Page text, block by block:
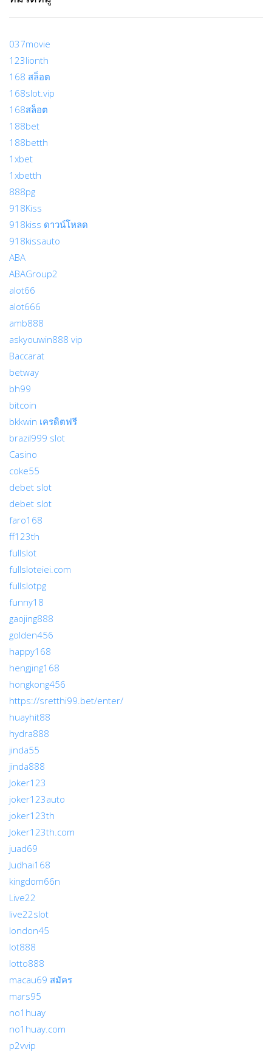
037movie
123lionth
168 สล็อต
168slot.vip
168สล็อต
188bet
188betth
1xbet
1xbetth
888pg
918Kiss
918kiss ดาวน์โหลด
918kissauto
ABA
ABAGroup2
alot66
alot666
amb888
askyouwin888 vip
Baccarat
betway
bh99
bitcoin
bkkwin เครดิตฟรี
brazil999 slot
Casino
coke55
debet slot
debet slot
faro168
ff123th
fullslot
fullsloteiei.com
fullslotpg
funny18
gaojing888
golden456
happy168
hengjing168
hongkong456
https://sretthi99.bet/enter/
huayhit88
hydra888
jinda55
jinda888
Joker123
joker123auto
joker123th
Joker123th.com
juad69
Judhai168
kingdom66n
Live22
live22slot
london45
lot888
lotto888
macau69 สมัคร
mars95
no1huay
no1huay.com
p2vvip